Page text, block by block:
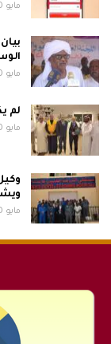
مايو 30, 2026
مايو 30, 2026
لم
مايو 30, 2026
مايو 30, 2026